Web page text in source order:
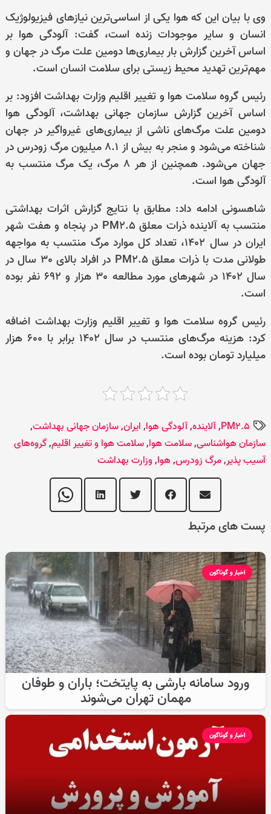
وی با بیان این که هوا یکی از اساسی‌ترین نیازهای فیزیولوژیک
انسان و سایر موجودات زنده است، گفت: آلودگی هوا بر
اساس آخرین گزارش بار بیماری‌ها دومین علت مرگ در جهان و
مهم‌ترین تهدید محیط زیستی برای سلامت انسان است.
رئیس گروه سلامت هوا و تغییر اقلیم وزارت بهداشت افزود: بر
اساس آخرین گزارش سازمان جهانی بهداشت، آلودگی هوا
دومین علت مرگ‌های ناشی از بیماری‌های غیرواگیر در جهان
شناخته می‌شود و منجر به بیش از 8.1 میلیون مرگ زودرس در
جهان می‌شود. همچنین از هر 8 مرگ، یک مرگ منتسب به
آلودگی هوا است.
شاهسونی ادامه داد: مطابق با نتایج گزارش اثرات بهداشتی
منتسب به آلاینده ذرات معلق PM2.5 در پنجاه و هفت شهر
ایران در سال 1402، تعداد کل موارد مرگ منتسب به مواجهه
طولانی مدت با ذرات معلق PM2.5 در افراد بالای 30 سال در
سال 1402 در شهرهای مورد مطالعه 30 هزار و 692 نفر بوده
است.
رئیس گروه سلامت هوا و تغییر اقلیم وزارت بهداشت اضافه
کرد: هزینه مرگ‌های منتسب در سال 1402 برابر با 600 هزار
میلیارد تومان بوده است.
PM2.5
,آلاینده,آلودگی هوا,ایران,سازمان جهانی بهداشت,
سازمان هواشناسی,سلامت هوا,سلامت هوا و تغییر اقلیم,گروه‌های
آسیب پذیر,مرگ زودرس,هوا,وزارت بهداشت
پست های مرتبط
اخبار و گوناگون
ورود سامانه بارشی به پایتخت؛ باران و طوفان
مهمان تهران می‌شوند
اخبار و گوناگون